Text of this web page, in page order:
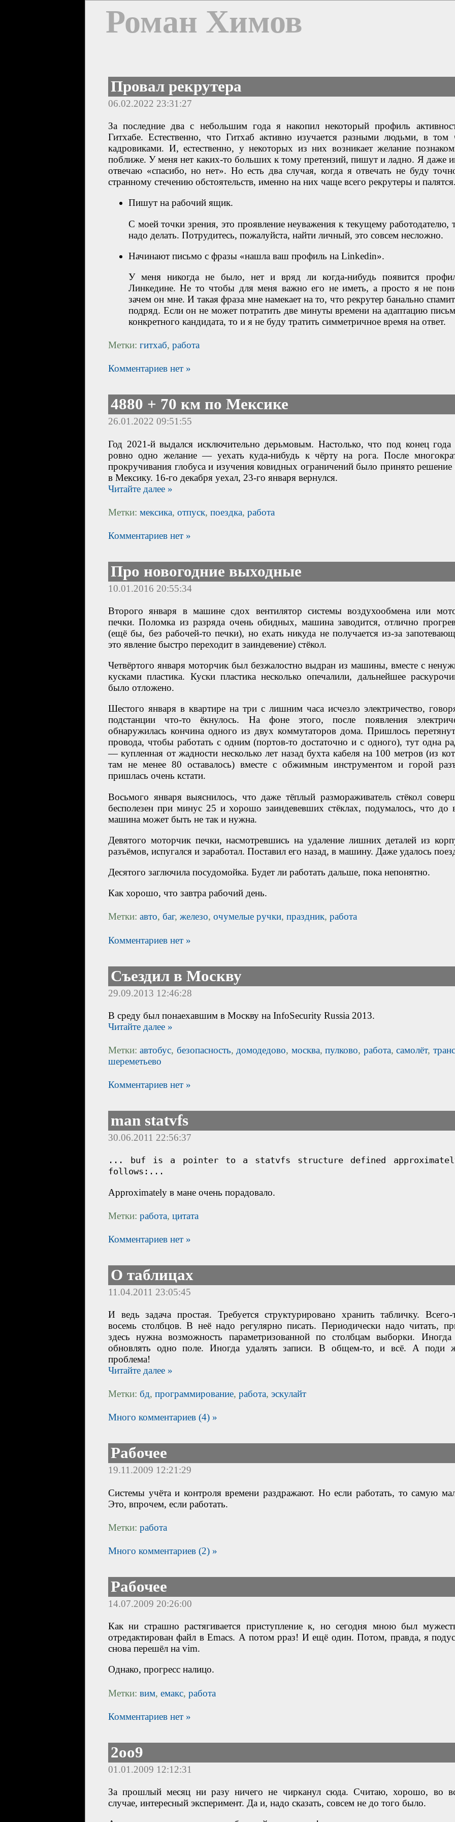
Роман Химов
Провал рекрутера
06.02.2022 23:31:27
За последние два с небольшим года я накопил некоторый профиль
Гитхабе. Естественно, что Гитхаб активно изучается разными людьми, в том
кадровиками. И, естественно, у некоторых из них возникает желание
поближе. У меня нет каких-то больших к тому претензий, пишут и ладно. Я даже
отвечаю «спасибо, но нет». Но есть два случая, когда я отвечать не буду
странному стечению обстоятельств, именно на них чаще всего рекрутеры и палятся.
Пишут на рабочий ящик.
С моей точки зрения, это проявление неуважения к текущему работодателю,
надо делать. Потрудитесь, пожалуйста, найти личный, это совсем несложно.
Начинают письмо с фразы «нашла ваш профиль на Linkedin».
У меня никогда не было, нет и вряд ли когда-нибудь появится
Линкедине. Не то чтобы для меня важно его не иметь, а просто я не
зачем он мне. И такая фраза мне намекает на то, что рекрутер банально
подряд. Если он не может потратить две минуты времени на адаптацию
конкретного кандидата, то и я не буду тратить симметричное время на ответ.
Метки: гитхаб, работа
Комментариев нет »
4880 + 70 км по Мексике
26.01.2022 09:51:55
Год 2021-й выдался исключительно дерьмовым. Настолько, что под конец
ровно одно желание — уехать куда-нибудь к чёрту на рога. После
прокручивания глобуса и изучения ковидных ограничений было принято решение
в Мексику. 16-го декабря уехал, 23-го января вернулся.
Читайте далее »
Метки: мексика, отпуск, поездка, работа
Комментариев нет »
Про новогодние выходные
10.01.2016 20:55:34
Второго января в машине сдох вентилятор системы воздухообмена или
печки. Поломка из разряда очень обидных, машина заводится, отлично
(ещё бы, без рабочей-то печки), но ехать никуда не получается из-за
это явление быстро переходит в заиндевение) стёкол.
Четвёртого января моторчик был безжалостно выдран из машины, вместе с
кусками пластика. Куски пластика несколько опечалили, дальнейшее
было отложено.
Шестого января в квартире на три с лишним часа исчезло электричество,
подстанции что-то ёкнулось. На фоне этого, после появления
обнаружилась кончина одного из двух коммутаторов дома. Пришлось
провода, чтобы работать с одним (портов-то достаточно и с одного), тут одна
— купленная от жадности несколько лет назад бухта кабеля на 100 метров (из
там не менее 80 оставалось) вместе с обжимным инструментом и горой
пришлась очень кстати.
Восьмого января выяснилось, что даже тёплый размораживатель стёкол
бесполезен при минус 25 и хорошо заиндевевших стёклах, подумалось, что до
машина может быть не так и нужна.
Девятого моторчик печки, насмотревшись на удаление лишних деталей из
разъёмов, испугался и заработал. Поставил его назад, в машину. Даже удалось
Десятого заглючила посудомойка. Будет ли работать дальше, пока непонятно.
Как хорошо, что завтра рабочий день.
Метки: авто, баг, железо, очумелые ручки, праздник, работа
Комментариев нет »
Съездил в Москву
29.09.2013 12:46:28
В среду был понаехавшим в Москву на InfoSecurity Russia 2013.
Читайте далее »
Метки:автобус, безопасность, домодедово, москва,пулково, работа,самолёт,
шереметьево
Комментариев нет »
man statvfs
30.06.2011 22:56:37
... buf is a pointer to a statvfs structure defined
follows:...
Approximately в мане очень порадовало.
Метки: работа, цитата
Комментариев нет »
О таблицах
11.04.2011 23:05:45
И ведь задача простая. Требуется структурировано хранить табличку.
восемь столбцов. В неё надо регулярно писать. Периодически надо читать,
здесь нужна возможность параметризованной по столбцам выборки. Иногда
обновлять одно поле. Иногда удалять записи. В общем-то, и всё. А поди
проблема!
Читайте далее »
Метки: бд, программирование, работа, эскулайт
Много комментариев (4) »
Рабочее
19.11.2009 12:21:29
Системы учёта и контроля времени раздражают. Но если работать, то самую
Это, впрочем, если работать.
Метки: работа
Много комментариев (2) »
Рабочее
14.07.2009 20:26:00
Как ни страшно растягивается приступление к, но сегодня мною был
отредактирован файл в Emacs. А потом рраз! И ещё один. Потом, правда, я
снова перешёл на vim.
Однако, прогресс налицо.
Метки: вим, емакс, работа
Комментариев нет »
2oo9
01.01.2009 12:12:31
За прошлый месяц ни разу ничего не чирканул сюда. Считаю, хорошо, во
случае, интересный эксперимент. Да и, надо сказать, совсем не до того было.